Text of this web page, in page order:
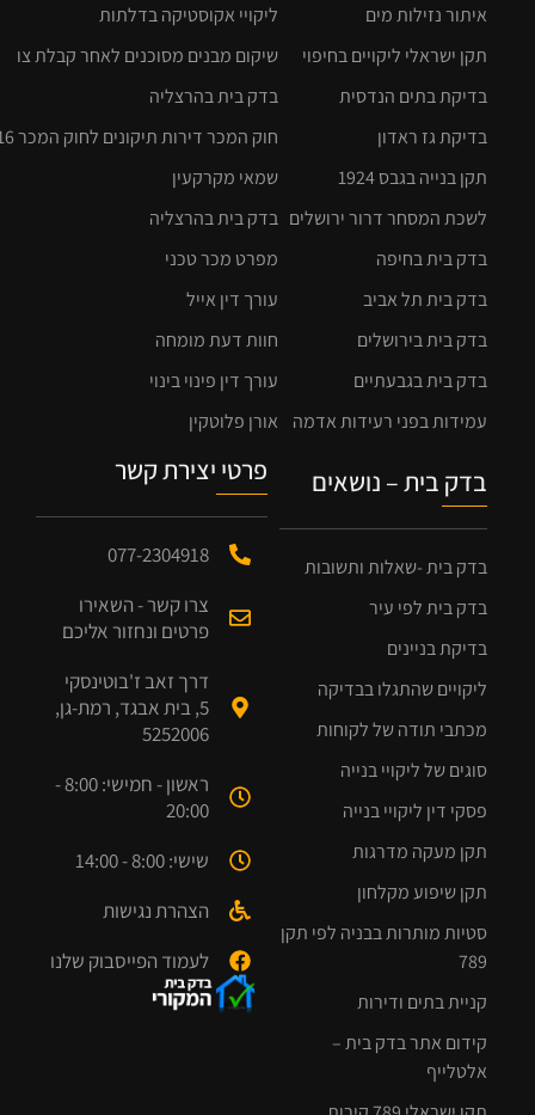
איתור נזילות מים
תקן ישראלי ליקויים בחיפוי
בדיקת בתים הנדסית
בדיקת גז ראדון
תקן בנייה בגבס 1924
לשכת המסחר דרור ירושלים
בדק בית בחיפה
בדק בית תל אביב
בדק בית בירושלים
בדק בית בגבעתיים
עמידות בפני רעידות אדמה
ליקויי אקוסטיקה בדלתות
שיקום מבנים מסוכנים לאחר קבלת צו
בדק בית בהרצליה
חוק המכר דירות תיקונים לחוק המכר 2016
שמאי מקרקעין
בדק בית בהרצליה
מפרט מכר טכני
עורך דין אייל
חוות דעת מומחה
עורך דין פינוי בינוי
אורן פלוטקין
בדק בית – נושאים
בדק בית -שאלות ותשובות
בדק בית לפי עיר
בדיקת בניינים
ליקויים שהתגלו בבדיקה
מכתבי תודה של לקוחות
סוגים של ליקויי בנייה
פסקי דין ליקויי בנייה
תקן מעקה מדרגות
תקן שיפוע מקלחון
סטיות מותרות בבניה לפי תקן
789
קניית בתים ודירות
קידום אתר בדק בית –
אלטלייף
פרטי יצירת קשר
077-2304918
צרו קשר - השאירו
פרטים ונחזור אליכם
דרך זאב ז'בוטינסקי
5, בית אבגד, רמת-גן,
5252006
ראשון - חמישי: 8:00 -
20:00
שישי: 8:00 - 14:00
הצהרת נגישות
לעמוד הפייסבוק שלנו